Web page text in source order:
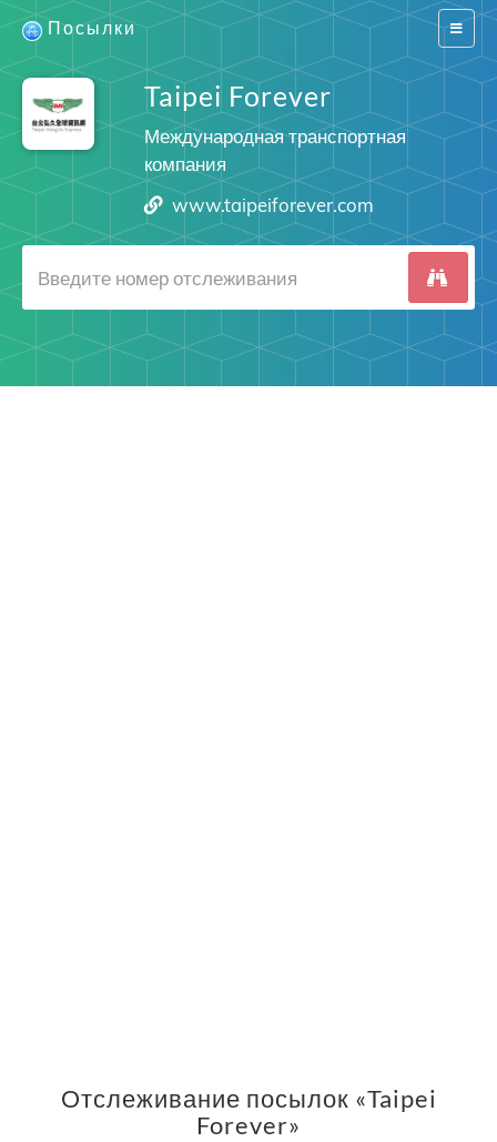
Switch
Посылки
Taipei Forever
Международная транспортная
компания
www.taipeiforever.com
Отслеживание посылок «Taipei
Forever»